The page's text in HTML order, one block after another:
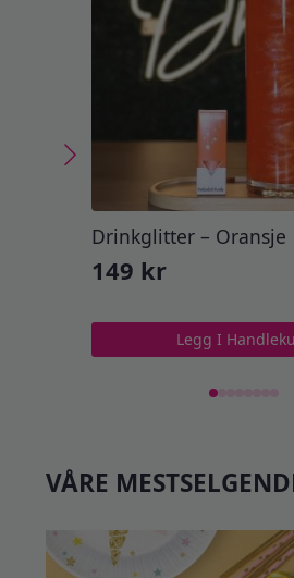
Drinkglitter – Oransje
149 kr
Legg I
VÅRE